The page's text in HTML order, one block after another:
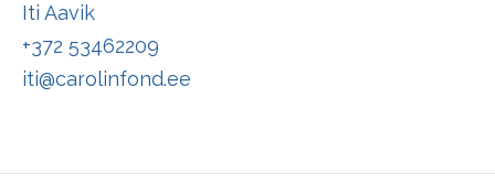
Iti Aavik
+372 53462209
iti@carolinfond.ee